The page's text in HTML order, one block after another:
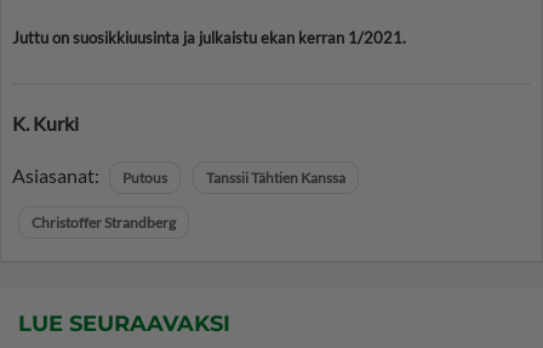
Juttu on suosikkiuusinta ja julkaistu ekan kerran 1/2021.
K. Kurki
Asiasanat: Putous Tanssii Tähtien Kanssa
Christoffer Strandberg
LUE SEURAAVAKSI